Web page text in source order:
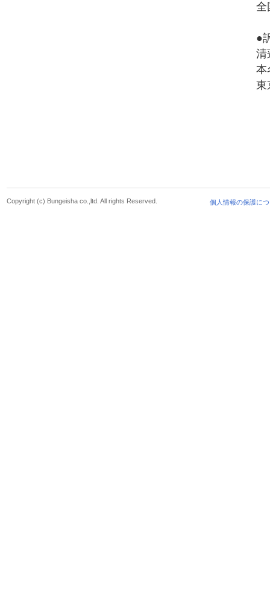
全
●
清
本
東
個人情報の保護に
Copyright (c) Bungeisha co.,ltd. All rights Reserved.